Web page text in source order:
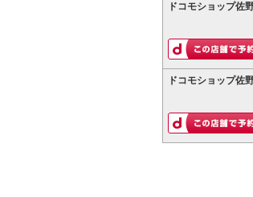
ドコモショップ佐
ドコモショップ佐